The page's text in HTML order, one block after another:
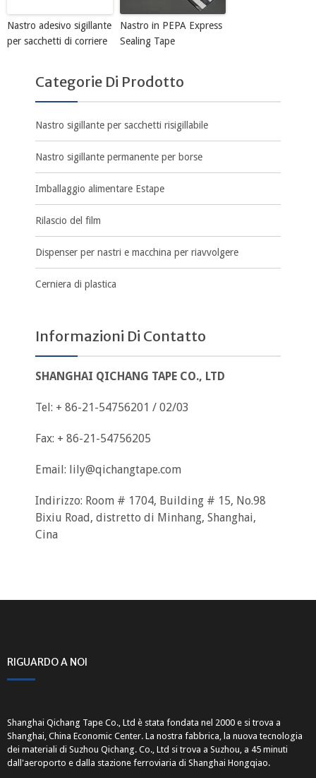
Nastro adesivo sigillante
per sacchetti di corriere
Nastro in PEPA Express
Sealing Tape
Categorie Di Prodotto
Nastro sigillante per sacchetti risigillabile
Nastro sigillante permanente per borse
Imballaggio alimentare Estape
Rilascio del film
Dispenser per nastri e macchina per riavvolgere
Cerniera di plastica
Informazioni Di Contatto
SHANGHAI QICHANG TAPE CO., LTD
Tel: + 86-21-54756201 / 02/03
Fax: + 86-21-54756205
Email: lily@qichangtape.com
Indirizzo: Room # 1704, Building # 15, No.98
Bixiu Road, distretto di Minhang, Shanghai,
Cina
RIGUARDO A NOI
Shanghai Qichang Tape Co., Ltd è stata fondata nel 2000 e si trova a
Shanghai, China Economic Center. La nostra fabbrica, la nuova tecnologia
dei materiali di Suzhou Qichang. Co., Ltd si trova a Suzhou, a 45 minuti
dall'aeroporto e dalla stazione ferroviaria di Shanghai Hongqiao.